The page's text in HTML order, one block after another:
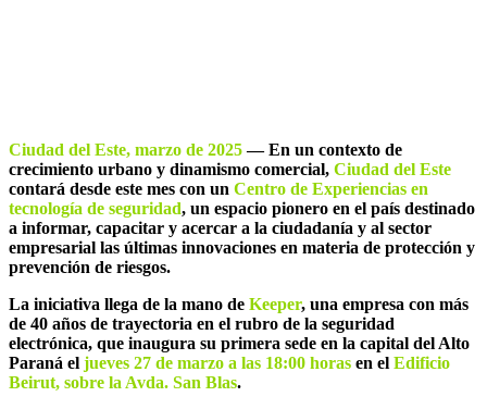
Ciudad del Este, marzo de 2025— En un contexto de
crecimiento urbano y dinamismo comercial, Ciudad del Este
contará desde este mes con un Centro de Experiencias en
tecnología de seguridad, un espacio pionero en el país destinado
a informar, capacitar y acercar a la ciudadanía y al sector
empresarial las últimas innovaciones en materia de protección y
prevención de riesgos.
La iniciativa llega de la mano de Keeper, una empresa con más
de 40 años de trayectoria en el rubro de la seguridad
electrónica, que inaugura su primera sede en la capital del Alto
Paraná el jueves 27 de marzo a las 18:00 horas en el Edificio
Beirut, sobre la Avda. San Blas.